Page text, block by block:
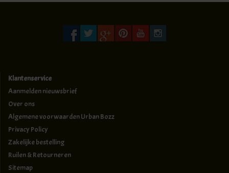
Klantenservice
Aanmelden nieuwsbrief
Over ons
Algemene voorwaarden Urban Bozz
Privacy Policy
Zakelijke bestelling
Ruilen & Retourneren
Sitemap